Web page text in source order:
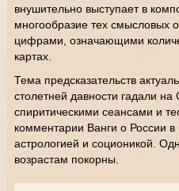
внушительно выступает в
многообразие тех смысловых
цифрами, означающими
картах.
Тема предсказательств
столетней давности гадали на
спиритическими сеансами и
комментарии Ванги о России в
астрологией и соционикой.
возрастам покорны.